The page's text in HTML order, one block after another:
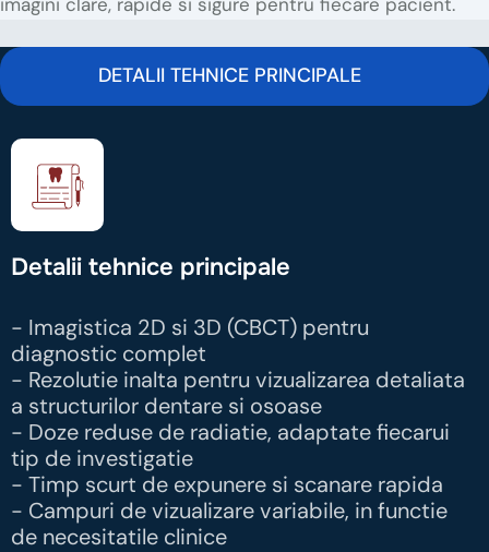
DETALII TEHNICE PRINCIPALE
Detalii tehnice principale
- Imagistica 2D si 3D (CBCT) pentru
diagnostic complet
- Rezolutie inalta pentru vizualizarea detaliata
a structurilor dentare si osoase
- Doze reduse de radiatie, adaptate fiecarui
tip de investigatie
- Timp scurt de expunere si scanare rapida
- Campuri de vizualizare variabile, in functie
de necesitatile clinice